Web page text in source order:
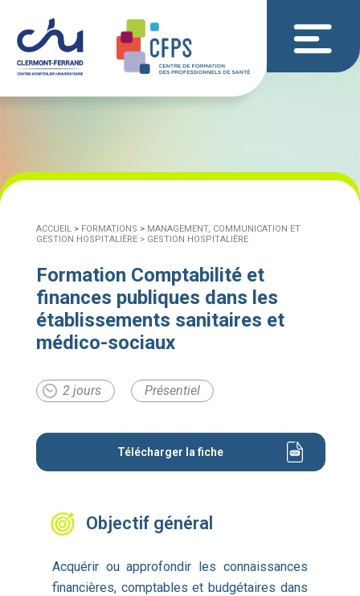
ACCUEIL> FORMATIONS > MANAGEMENT, COMMUNICATION ET
GESTION HOSPITALIÈRE > GESTION HOSPITALIÈRE
Formation Comptabilité et
finances publiques dans les
établissements sanitaires et
médico-sociaux
2 jours Présentiel
Télécharger la fiche
Objectif général
Acquérir ou approfondir les connaissances
financières, comptables et budgétaires dans